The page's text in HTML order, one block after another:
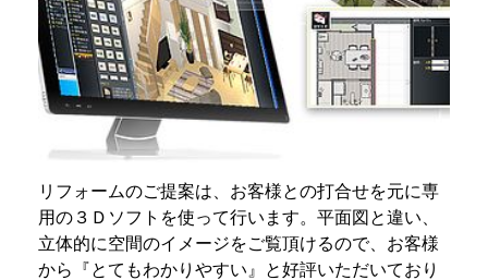
リフォームのご提案は、お客様との打合せを元に専
用の３Ｄソフトを使って行います。平面図と違い、
立体的に空間のイメージをご覧頂けるので、お客様
から『とてもわかりやすい』と好評いただいており